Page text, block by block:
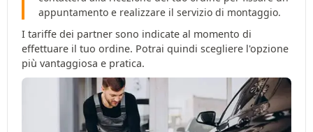
appuntamento e realizzare il servizio di montaggio.
I tariffe dei partner sono indicate al momento di
effettuare il tuo ordine. Potrai quindi scegliere l'opzione
più vantaggiosa e pratica.